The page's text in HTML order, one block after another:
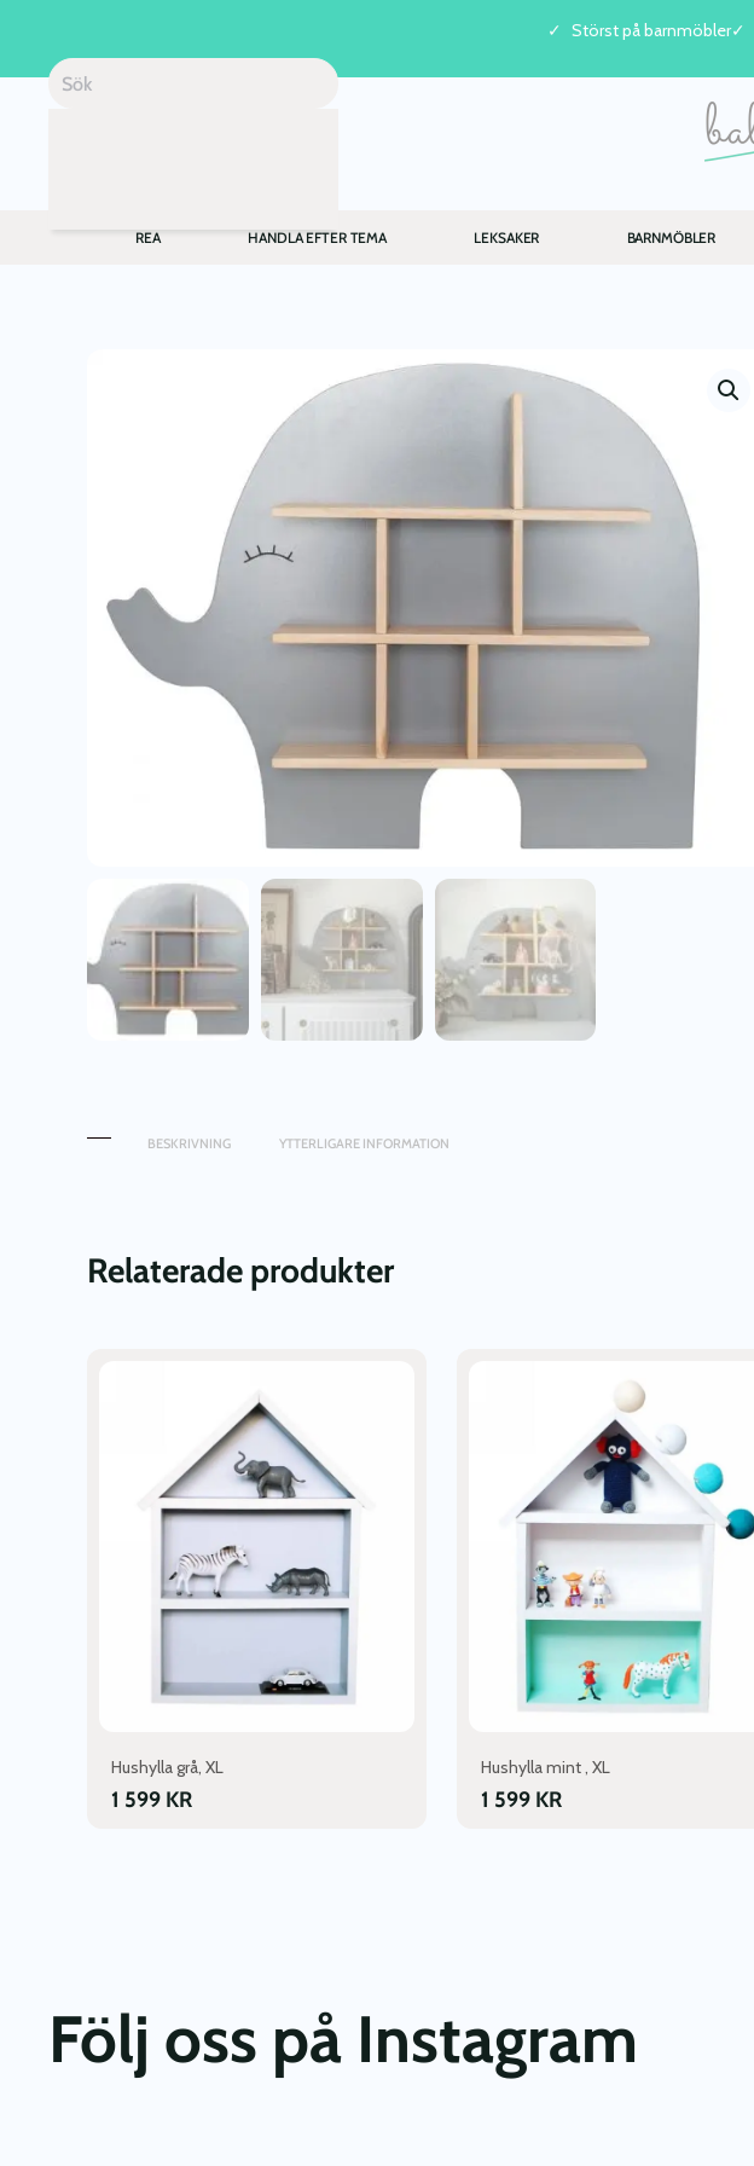
Skip to main content
Störst på barnmöbler
REA HANDLA EFTER TEMA LEKSAKER BARNMÖBLER
BESKRIVNING YTTERLIGARE INFORMATION
Relaterade produkter
Hushylla grå, XL
1 599 KR
Hushylla mint , XL
1 599 KR
Följ oss på Instagram